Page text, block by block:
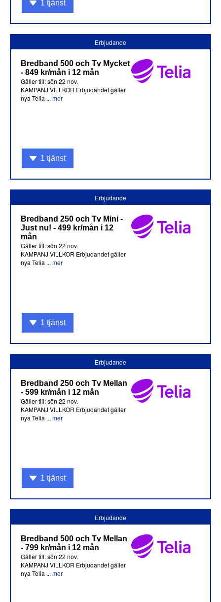
1 tjänst
Erbjudande
Bredband 500 och Tv Mycket
- 849 kr/mån i 12 mån
Gäller till: sön 22 nov.
KAMPANJ VILLKOR Erbjudandet gäller
nya Telia ... mer
1 tjänst
Erbjudande
Bredband 250 och Tv Mini -
Just nu! - 499 kr/mån i 12
mån
Gäller till: sön 22 nov.
KAMPANJ VILLKOR Erbjudandet gäller
nya Telia ... mer
1 tjänst
Erbjudande
Bredband 250 och Tv Mellan
- 599 kr/mån i 12 mån
Gäller till: sön 22 nov.
KAMPANJ VILLKOR Erbjudandet gäller
nya Telia ... mer
1 tjänst
Erbjudande
Bredband 500 och Tv Mellan
- 799 kr/mån i 12 mån
Gäller till: sön 22 nov.
KAMPANJ VILLKOR Erbjudandet gäller
nya Telia ... mer